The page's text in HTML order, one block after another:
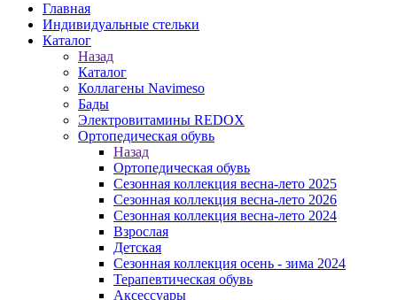
Главная
Индивидуальные стельки
Каталог
Назад
Каталог
Коллагены Navimeso
Бады
Электровитамины REDOX
Ортопедическая обувь
Назад
Ортопедическая обувь
Сезонная коллекция весна-лето 2025
Сезонная коллекция весна-лето 2026
Сезонная коллекция весна-лето 2024
Взрослая
Детская
Сезонная коллекция осень - зима 2024
Терапевтическая обувь
Аксессуары